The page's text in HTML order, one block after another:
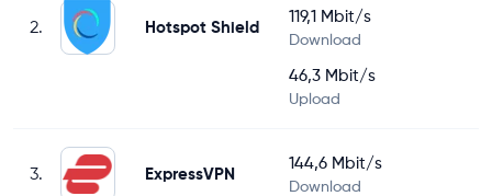
2. Hotspot Shield
119,1 Mbit/s
Download
46,3 Mbit/s
Upload
3. ExpressVPN
144,6 Mbit/s
Download